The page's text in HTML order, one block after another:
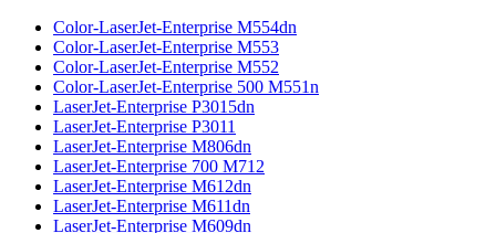
Color-LaserJet-Enterprise M554dn
Color-LaserJet-Enterprise M553
Color-LaserJet-Enterprise M552
Color-LaserJet-Enterprise 500 M551n
LaserJet-Enterprise P3015dn
LaserJet-Enterprise P3011
LaserJet-Enterprise M806dn
LaserJet-Enterprise 700 M712
LaserJet-Enterprise M612dn
LaserJet-Enterprise M611dn
LaserJet-Enterprise M609dn